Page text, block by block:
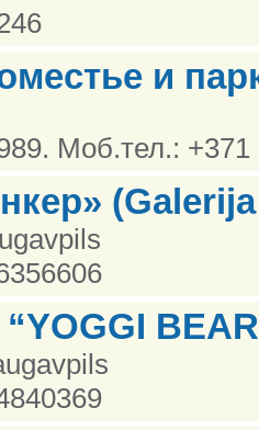
и
Моб.тел.: +371